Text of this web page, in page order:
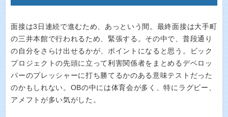
面接は3日連続で進むため、あっという間。最終面接は大手町
の三井本館で行われるため、緊張する。その中で、普段通り
の自分をさらけ出せるかが、ポイントになると思う。ビック
プロジェクトの先頭に立って利害関係者をまとめるデベロッ
パーのプレッシャーに打ち勝てるかのある意味テストだった
のかもしれない。OBの中には体育会が多く、特にラグビー、
アメフトが多い気がした。